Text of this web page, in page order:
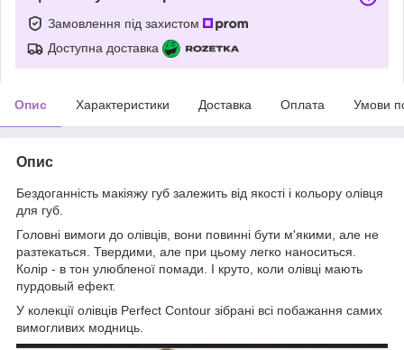
Замовлення під захистом
Доступна доставка
Опис Характеристики Доставка Оплата Умови
Опис
Бездоганність макіяжу губ залежить від якості і кольору олівця
для губ.
Головні вимоги до олівців, вони повинні бути м'якими, але не
разтекаться. Твердими, але при цьому легко наноситься.
Колір - в тон улюбленої помади. І круто, коли олівці мають
пурдовый ефект.
У колекції олівців Perfect Contour зібрані всі побажання самих
вимогливих модниць.